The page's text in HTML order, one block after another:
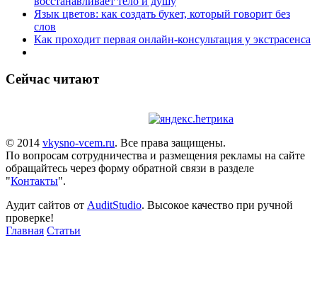
Язык цветов: как создать букет, который говорит без
слов
Как проходит первая онлайн-консультация у экстрасенса
Сейчас читают
© 2014 vkysno-vcem.ru. Все права защищены.
По вопросам сотрудничества и размещения рекламы на сайте
обращайтесь через форму обратной связи в разделе
"Контакты".
Аудит сайтов от AuditStudio. Высокое качество при ручной
проверке!
Главная Статьи